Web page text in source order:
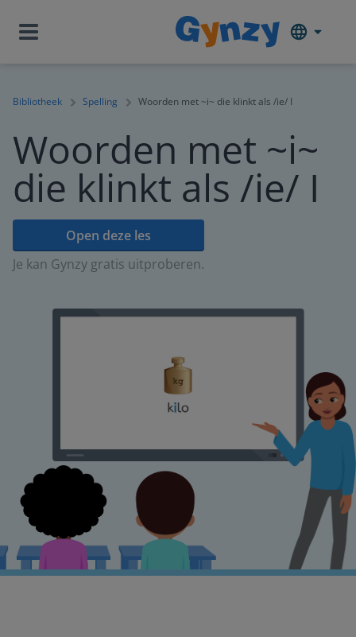
Bibliotheek Spelling Woorden met ~i~ die klinkt als /ie/ I
Woorden met ~i~
die klinkt als /ie/ I
Open deze les
Je kan Gynzy gratis uitproberen.